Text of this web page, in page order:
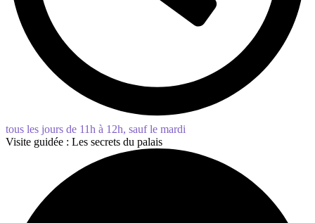
tous les jours de 11h à 12h, sauf le mardi
Visite guidée : Les secrets du palais